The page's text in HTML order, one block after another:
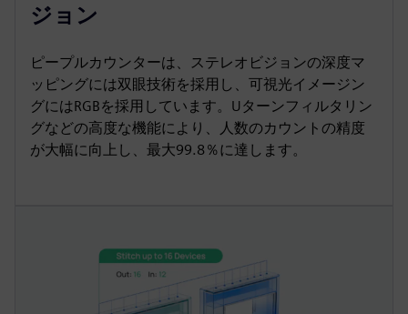
ジョン
ピープルカウンターは、ステレオビジョンの深度マ
ッピングには双眼技術を採用し、可視光イメージン
グにはRGBを採用しています。Uターンフィルタリン
グなどの高度な機能により、人数のカウントの精度
が大幅に向上し、最大99.8％に達します。